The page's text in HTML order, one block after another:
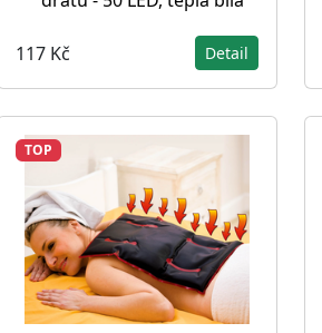
117 Kč Detail
TOP